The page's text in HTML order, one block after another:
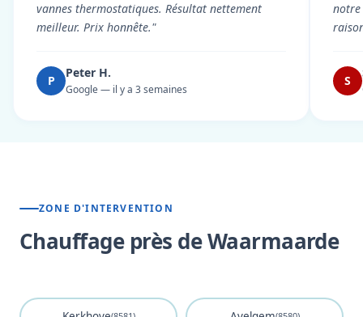
vannes thermostatiques. Résultat nettement
meilleur. Prix honnête."
P
Peter H.
Google — il y a 3 semaines
notre
S
ZONE D'INTERVENTION
Chauffage près de Waarmaarde